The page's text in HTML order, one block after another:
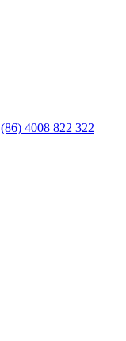
(86) 4008 822 322